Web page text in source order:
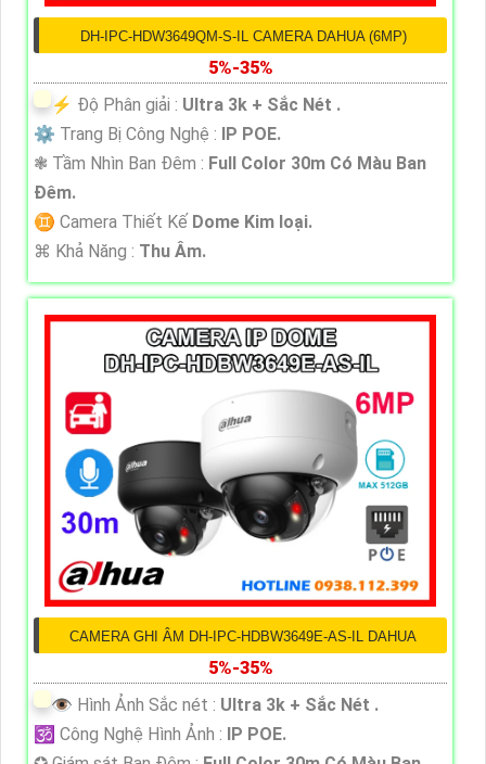
DH-IPC-HDW3649QM-S-IL CAMERA DAHUA (6MP)
5%-35%
️⚡ Độ Phân giải : Ultra 3k + Sắc Nét .
⚙ Trang Bị Công Nghệ : IP POE.
❃ Tầm Nhìn Ban Đêm : Full Color 30m Có Màu Ban
Ðêm.
♊ Camera Thiết Kế Dome Kim loại.
️⌘ Khả Năng : Thu Âm.
CAMERA GHI ÂM DH-IPC-HDBW3649E-AS-IL DAHUA
5%-35%
👁 Hình Ảnh Sắc nét : Ultra 3k + Sắc Nét .
🕉️ Công Nghệ Hình Ảnh : IP POE.